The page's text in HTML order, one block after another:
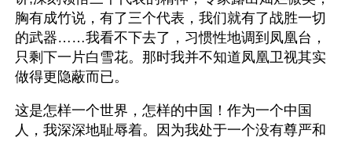
胸有成竹说，有了三个代表，我们就有了战胜一切
的武器……我看不下去了，习惯性地调到凤凰台，
只剩下一片白雪花。那时我并不知道凤凰卫视其实
做得更隐蔽而已。
这是怎样一个世界，怎样的中国！作为一个中国
人，我深深地耻辱着。因为我处于一个没有尊严和